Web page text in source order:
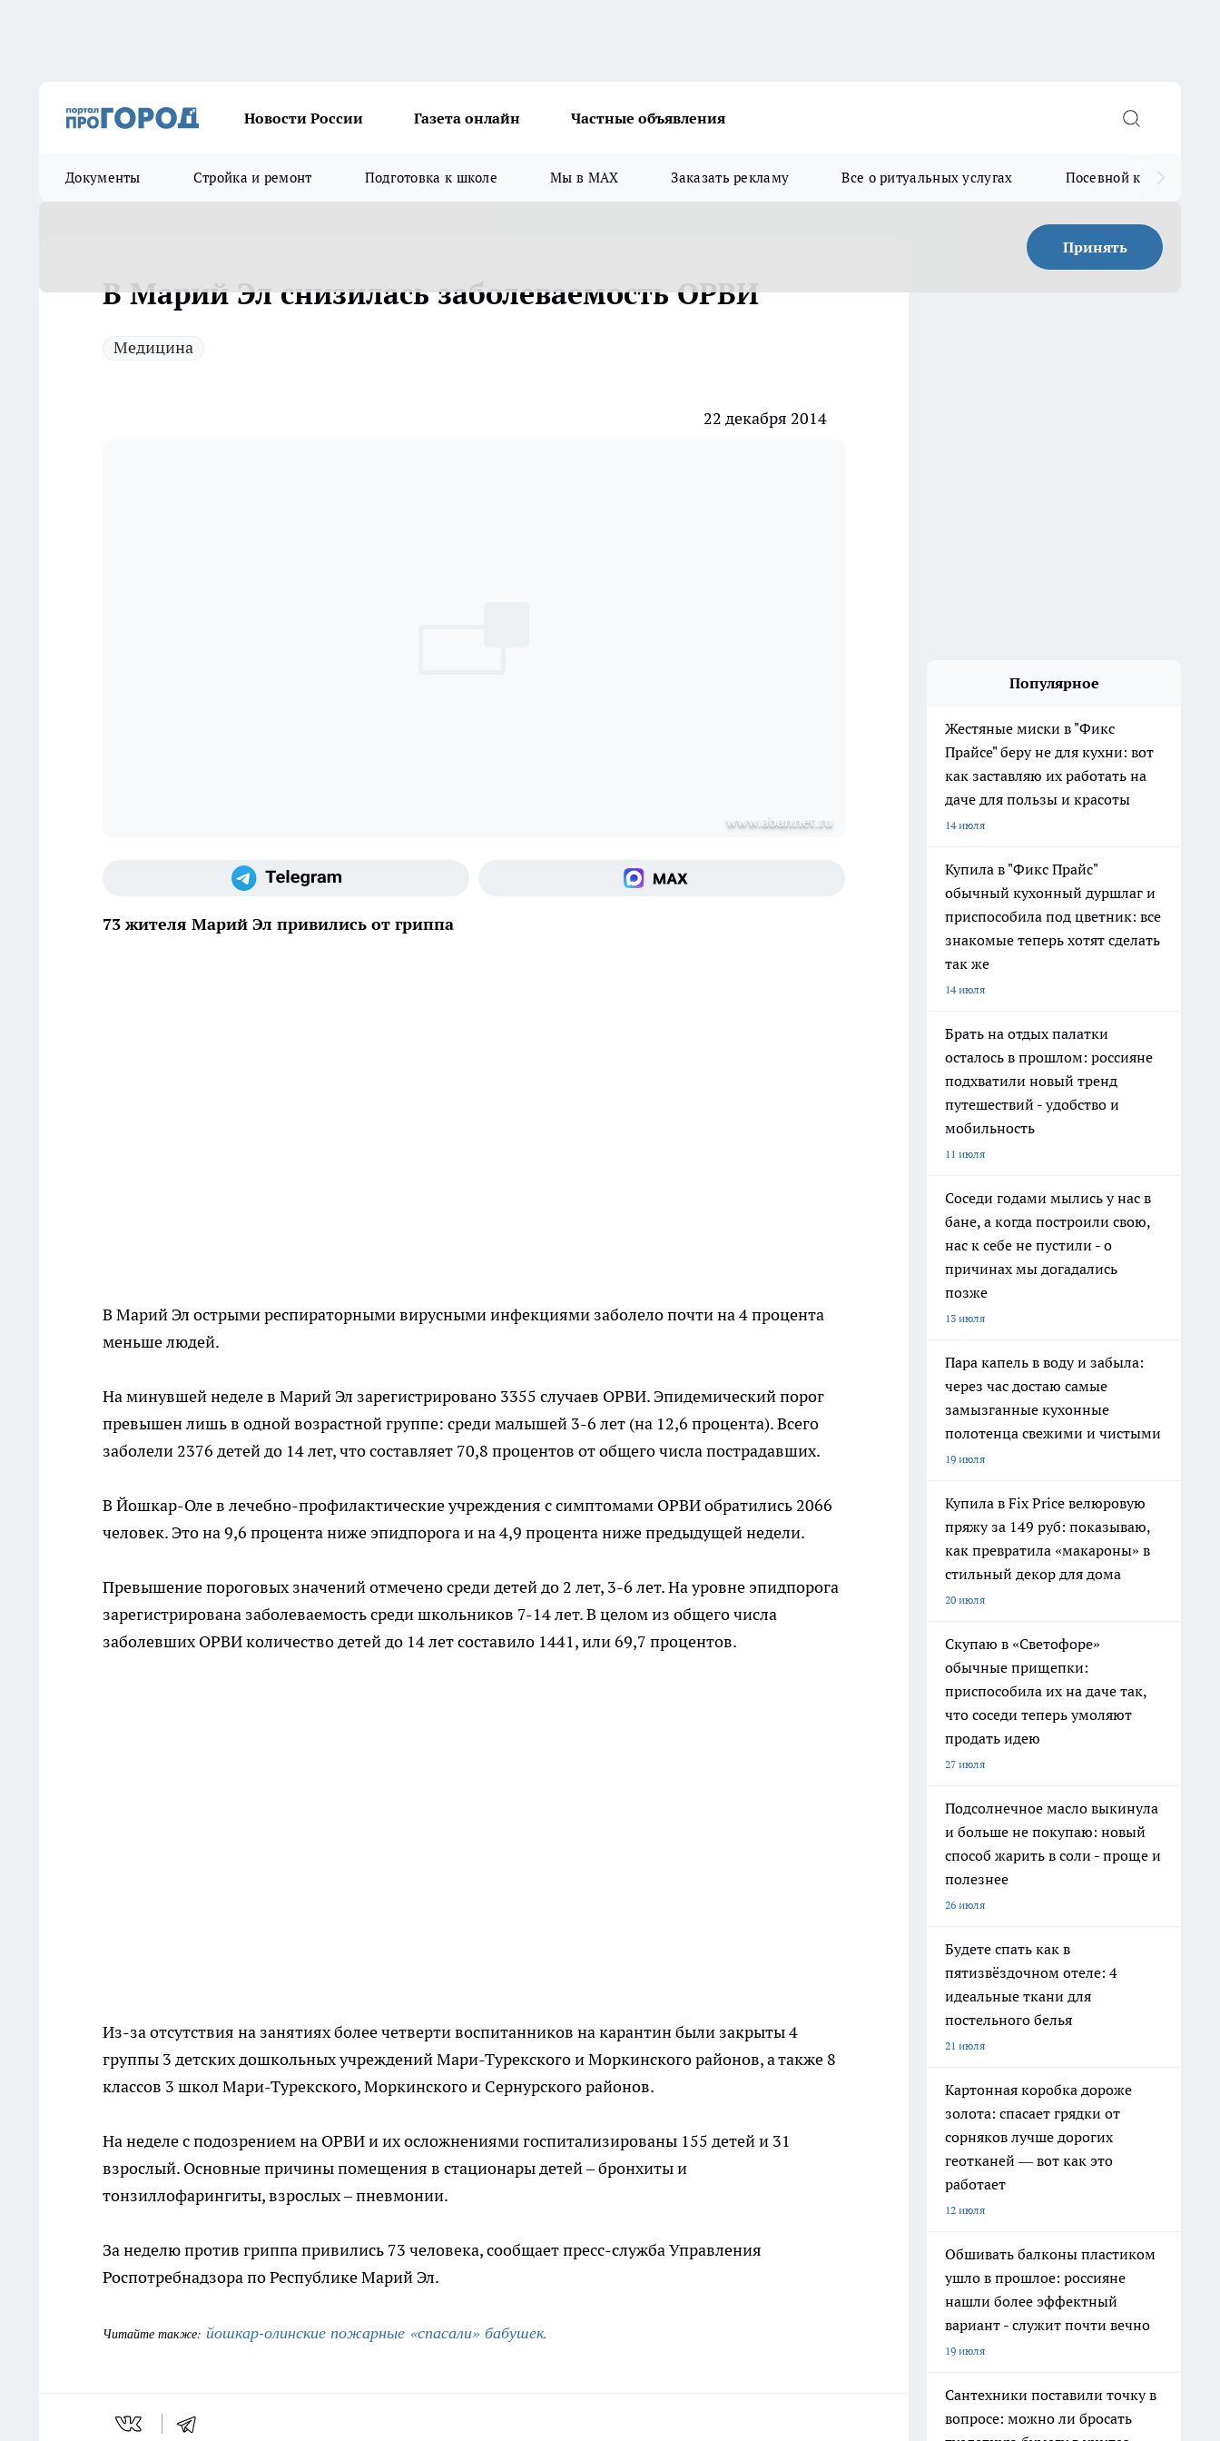
Новости России Газета онлайн Частные объявления
Документы Стройка и ремонт Подготовка к школе Мы в MAX Заказать рекламу Все о ритуальных услугах Посевной календарь
Принять
В Марий Эл снизилась заболеваемость ОРВИ
Медицина
22 декабря 2014
www.abannet.ru
73 жителя Марий Эл привились от гриппа
В Марий Эл острыми респираторными вирусными инфекциями заболело почти на 4 процента
меньше людей.
На минувшей неделе в Марий Эл зарегистрировано 3355 случаев ОРВИ. Эпидемический порог
превышен лишь в одной возрастной группе: среди малышей 3-6 лет (на 12,6 процента). Всего
заболели 2376 детей до 14 лет, что составляет 70,8 процентов от общего числа пострадавших.
В Йошкар-Оле в лечебно-профилактические учреждения с симптомами ОРВИ обратились 2066
человек. Это на 9,6 процента ниже эпидпорога и на 4,9 процента ниже предыдущей недели.
Превышение пороговых значений отмечено среди детей до 2 лет, 3-6 лет. На уровне эпидпорога
зарегистрирована заболеваемость среди школьников 7-14 лет. В целом из общего числа
заболевших ОРВИ количество детей до 14 лет составило 1441, или 69,7 процентов.
Из-за отсутствия на занятиях более четверти воспитанников на карантин были закрыты 4
группы 3 детских дошкольных учреждений Мари-Турекского и Моркинского районов, а также 8
классов 3 школ Мари-Турекского, Моркинского и Сернурского районов.
На неделе с подозрением на ОРВИ и их осложнениями госпитализированы 155 детей и 31
взрослый. Основные причины помещения в стационары детей – бронхиты и
тонзиллофарингиты, взрослых – пневмонии.
За неделю против гриппа привились 73 человека, сообщает пресс-служба Управления
Роспотребнадзора по Республике Марий Эл.
Читайте также: йошкар-олинские пожарные «спасали» бабушек.
Популярное
Жестяные миски в "Фикс
Прайсе" беру не для кухни: вот
как заставляю их работать на
даче для пользы и красоты
14 июля
Купила в "Фикс Прайс"
обычный кухонный дуршлаг и
приспособила под цветник: все
знакомые теперь хотят сделать
так же
14 июля
Брать на отдых палатки
осталось в прошлом: россияне
подхватили новый тренд
путешествий - удобство и
мобильность
11 июля
Соседи годами мылись у нас в
бане, а когда построили свою,
нас к себе не пустили - о
причинах мы догадались
позже
13 июля
Пара капель в воду и забыла:
через час достаю самые
замызганные кухонные
полотенца свежими и чистыми
19 июля
Купила в Fix Price велюровую
пряжу за 149 руб: показываю,
как превратила «макароны» в
стильный декор для дома
20 июля
Скупаю в «Светофоре»
обычные прищепки:
приспособила их на даче так,
что соседи теперь умоляют
продать идею
27 июля
Подсолнечное масло выкинула
и больше не покупаю: новый
способ жарить в соли - проще и
полезнее
26 июля
Будете спать как в
пятизвёздочном отеле: 4
идеальные ткани для
постельного белья
21 июля
Картонная коробка дороже
золота: спасает грядки от
сорняков лучше дорогих
геотканей — вот как это
работает
12 июля
Обшивать балконы пластиком
ушло в прошлое: россияне
нашли более эффектный
вариант - служит почти вечно
19 июля
Сантехники поставили точку в
вопросе: можно ли бросать